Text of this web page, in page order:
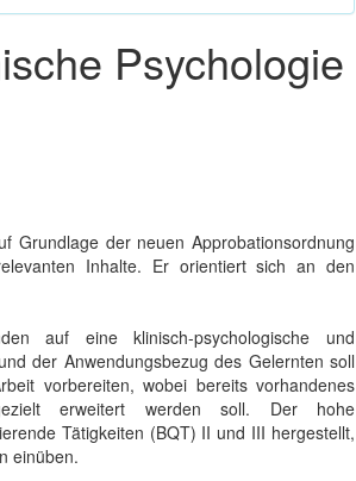
Psychologie
Grundlage der neuen Approbationsordnung
Inhalte. Er orientiert sich an den
auf eine klinisch-psychologische und
der Anwendungsbezug des Gelernten soll
vorbereiten, wobei bereits vorhandenes
gezielt erweitert werden soll. Der hohe
Tätigkeiten (BQT) II und III hergestellt,
einüben.